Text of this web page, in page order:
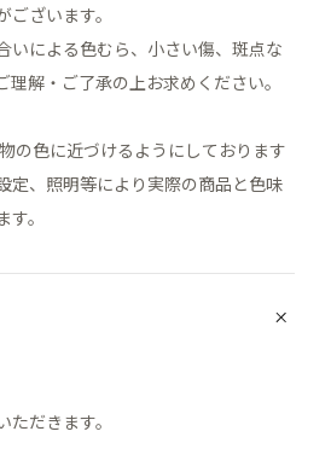
ざいます。
いによる色むら、小さい傷、斑点な
理解・ご了承の上お求めください。
の色に近づけるようにしております
定、照明等により実際の商品と色味
。
だきます。